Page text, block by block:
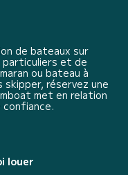
de bateaux sur
et de
ou bateau à
skipper, réservez une
met en relation
louer